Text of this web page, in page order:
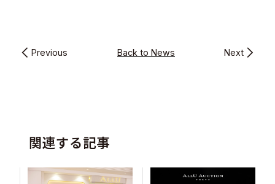
Previous Back to News Next
関連する記事